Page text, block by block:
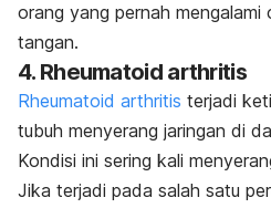
orang yang pernah mengalami
tangan.
4. Rheumatoid arthritis
Rheumatoid arthritis terjadi
tubuh menyerang jaringan di
Kondisi ini sering kali
Jika terjadi pada salah satu